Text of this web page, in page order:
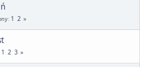
1 2
1 2 3